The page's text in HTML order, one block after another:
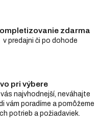
zdarma
v predajni či po dohode
pri výbere
najvhodnejší, neváhajte
vám poradíme a pomôžeme
potrieb a požiadaviek.